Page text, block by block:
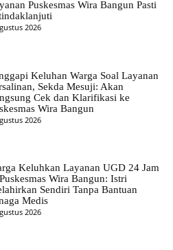
Puskesmas Wira Bangun Pasti
2026
Keluhan Warga Soal Layanan
Sekda Mesuji: Akan
Cek dan Klarifikasi ke
Wira Bangun
2026
Keluhkan Layanan UGD 24 Jam
Wira Bangun: Istri
Sendiri Tanpa Bantuan
Medis
2026